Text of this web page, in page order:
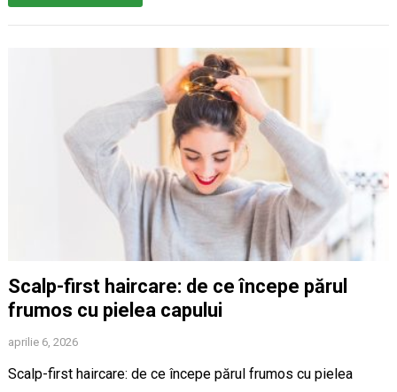
Scalp-first haircare: de ce începe părul
frumos cu pielea capului
aprilie 6, 2026
Scalp-first haircare: de ce începe părul frumos cu pielea